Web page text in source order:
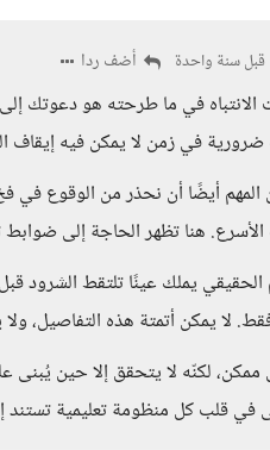
قبل سنة واحدة أضف ردا
الانتباه في ما طرحته هو دعوتك
ضرورية في زمن لا يمكن فيه إيقاف
أيضًا أن نحذر من الوقوع في
الأسرع. هنا تظهر الحاجة إلى
الحقيقي يملك عينًا تلتقط
لا يمكن أتمتة هذه التفاصيل،
ممكن، لكنّه لا يتحقق إلا حين
في قلب كل منظومة تعليمية تستند